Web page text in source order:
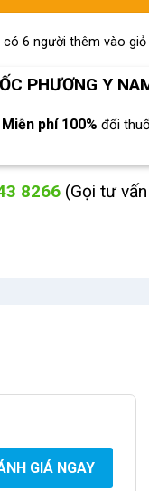
có 6 người thêm vào
PHƯƠNG Y
Miễn phí 100% đổi
8266 (Gọi tư
GIÁ NGAY